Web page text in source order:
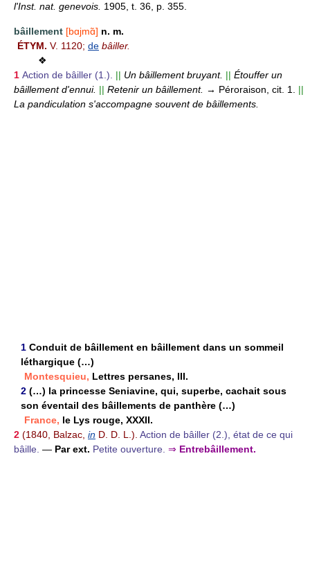
l'Inst. nat. genevois. 1905, t. 36, p. 355.
bâillement [bɑjmɑ̃] n. m.
ÉTYM. V. 1120; de bâiller.
❖
1 Action de bâiller (1.). || Un bâillement bruyant. || Étouffer un
bâillement d'ennui. || Retenir un bâillement. → Péroraison, cit. 1. ||
La pandiculation s'accompagne souvent de bâillements.
1 Conduit de bâillement en bâillement dans un sommeil
léthargique (…)
Montesquieu, Lettres persanes, III.
2 (…) la princesse Seniavine, qui, superbe, cachait sous
son éventail des bâillements de panthère (…)
France, le Lys rouge, XXXII.
2 (1840, Balzac, in D. D. L.). Action de bâiller (2.), état de ce qui
bâille. — Par ext. Petite ouverture. ⇒ Entrebâillement.